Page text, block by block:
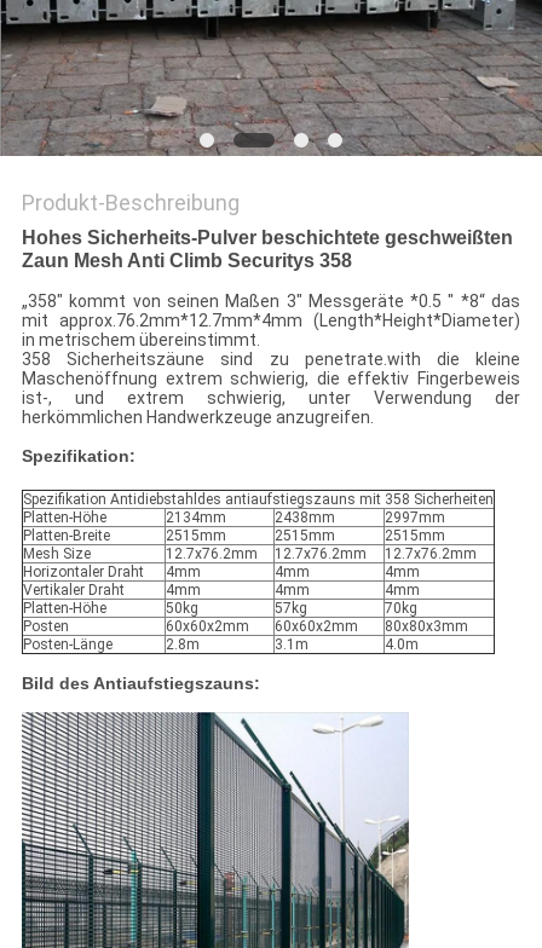
Produkt-Beschreibung
Hohes Sicherheits-Pulver beschichtete geschweißten
Zaun Mesh Anti Climb Securitys 358
„358" kommt von seinen Maßen 3" Messgeräte *0.5 " *8“ das
mit approx.76.2mm*12.7mm*4mm (Length*Height*Diameter)
in metrischem übereinstimmt.
358 Sicherheitszäune sind zu penetrate.with die kleine
Maschenöffnung extrem schwierig, die effektiv Fingerbeweis
ist-, und extrem schwierig, unter Verwendung der
herkömmlichen Handwerkzeuge anzugreifen.
Spezifikation:
Spezifikation Antidiebstahldes antiaufstiegszauns mit 358 Sicherheiten
Platten-Höhe
2134mm 2438mm
2997mm
Platten-Breite
2515mm 2515mm
2515mm
Mesh Size
12.7x76.2mm 12.7x76.2mm
12.7x76.2mm
Horizontaler Draht
4mm 4mm
4mm
Vertikaler Draht
4mm 4mm
4mm
Platten-Höhe
50kg 57kg
70kg
Posten
60x60x2mm 60x60x2mm
80x80x3mm
Posten-Länge
2.8m 3.1m 4.0m
Bild des Antiaufstiegszauns: